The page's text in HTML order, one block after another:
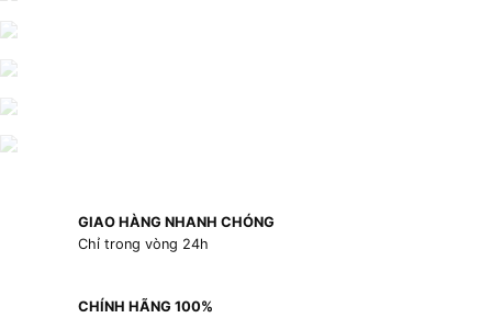
GIAO HÀNG NHANH CHÓNG
Chỉ trong vòng 24h
CHÍNH HÃNG 100%